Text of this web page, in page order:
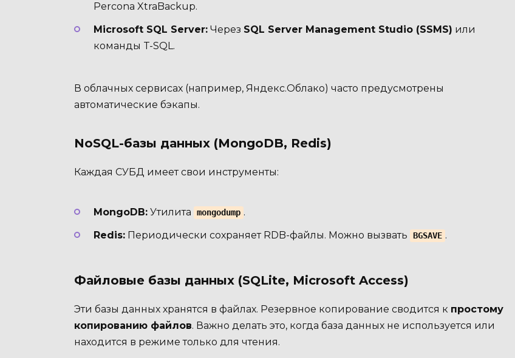
Percona XtraBackup.
Microsoft SQL Server: Через SQL Server Management Studio (SSMS) или
команды T-SQL.
В облачных сервисах (например, Яндекс.Облако) часто предусмотрены
автоматические бэкапы.
NoSQL-базы данных (MongoDB, Redis)
Каждая СУБД имеет свои инструменты:
MongoDB: Утилита mongodump .
Redis: Периодически сохраняет RDB-файлы. Можно вызвать BGSAVE .
Файловые базы данных (SQLite, Microsoft Access)
Эти базы данных хранятся в файлах. Резервное копирование сводится к простому
копированию файлов. Важно делать это, когда база данных не используется или
находится в режиме только для чтения.